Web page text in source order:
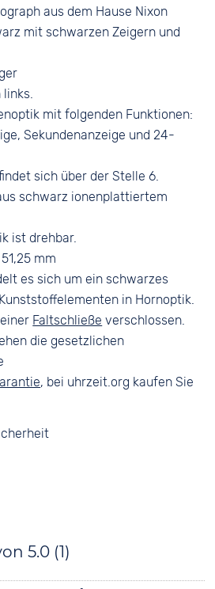
aus dem Hause Nixon
mit schwarzen Zeigern und
links.
mit folgenden Funktionen:
Sekundenanzeige und 24-
sich über der Stelle 6.
schwarz ionenplattiertem
ist drehbar.
mm
es sich um ein schwarzes
in Hornoptik.
Faltschließe verschlossen.
die gesetzlichen
, bei uhrzeit.org kaufen Sie
5.0 (1)